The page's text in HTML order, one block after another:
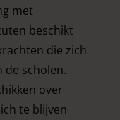
met
beschikt
die zich
de scholen.
over
te blijven